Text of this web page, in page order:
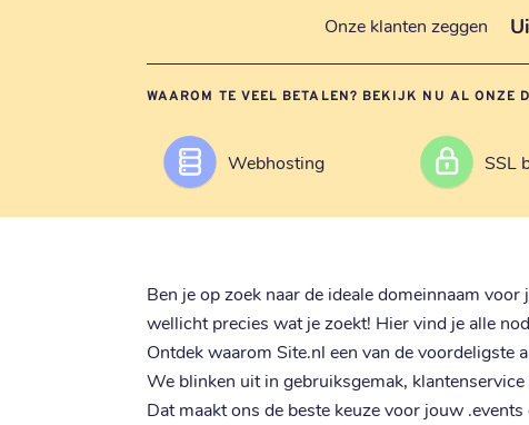
Onze klanten zeggen
WAAROM TE VEEL BETALEN? BEKIJK NU AL ONZE
Webhosting SSL
Ben je op zoek naar de ideale domeinnaam
wellicht precies wat je zoekt! Hier vind je alle
Ontdek waarom Site.nl een van de voordeligste
We blinken uit in gebruiksgemak,
Dat maakt ons de beste keuze voor jouw